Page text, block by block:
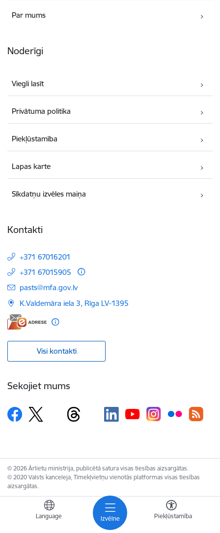
Izvēlne
Language Piekļūstamība
Par mums
Noderīgi
Viegli lasīt
Privātuma politika
Piekļūstamība
Lapas karte
Sīkdatņu izvēles maiņa
Kontakti
+371 67016201
+371 67015905
E-pasts:
pasts@mfa.gov.lv
K.Valdemāra iela 3, Rīga LV-1395
Visi kontakti
Sekojiet mums
© 2026 Ārlietu ministrija, publicētā satura visas tiesības aizsargātas.
© 2020 Valsts kanceleja, Tīmekļvietņu vienotās platformas visas tiesības
aizsargātas.